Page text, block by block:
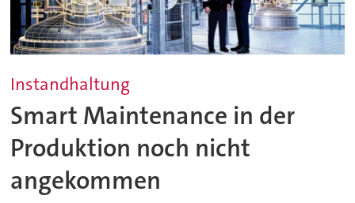
Instandhaltung
Smart Maintenance in der
Produktion noch nicht
angekommen